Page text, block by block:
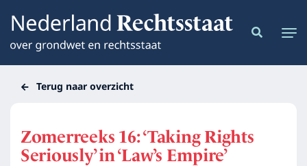
Terug naar overzicht
Zomerreeks 16: ‘Taking Rights
Seriously’ in ‘Law’s Empire’